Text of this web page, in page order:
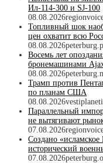
Ил‑114‑300 и SJ‑100
08.08.2026
Топливный шок
цен охватит всю
08.08.2026
Восемь лет
бронемашинами
08.08.2026
Трамп против
по планам США
08.08.2026
Параллельный
не вытягивают
07.08.2026
Создано
исторический
07.08.2026